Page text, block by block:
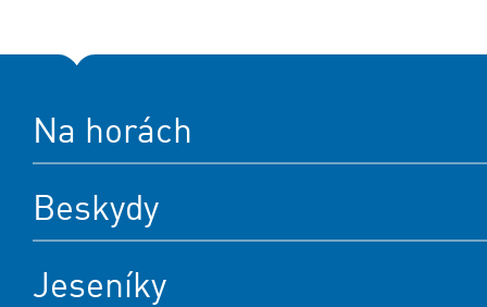
Na horách
Beskydy
Jeseníky